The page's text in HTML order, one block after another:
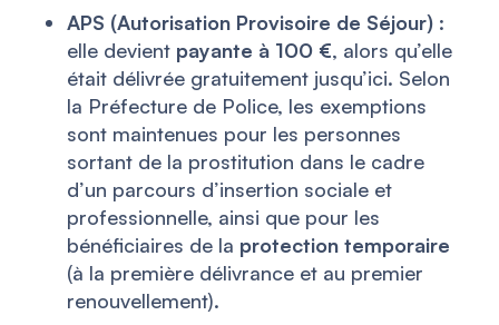
APS (Autorisation Provisoire de Séjour) :
elle devient payante à 100 €, alors qu’elle
était délivrée gratuitement jusqu’ici. Selon
la Préfecture de Police, les exemptions
sont maintenues pour les personnes
sortant de la prostitution dans le cadre
d’un parcours d’insertion sociale et
professionnelle, ainsi que pour les
bénéficiaires de la protection temporaire
(à la première délivrance et au premier
renouvellement).